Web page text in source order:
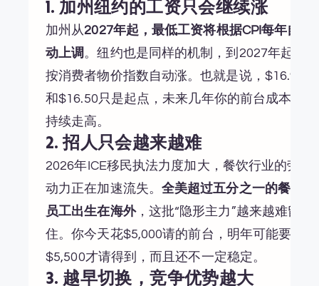
1. 加州纽约的工资只会继续涨
加州从2027年起，最低工资将根据CPI每年自
动上调。纽约也是同样的机制，到2027年起
按消费者物价指数自动涨。也就是说，$16.90
和$16.50只是起点，未来几年你的前台成本会
持续走高。
2. 招人只会越来越难
2026年ICE移民执法力度加大，餐饮行业的劳
动力正在加速流失。 全美超过五分之一的餐馆
员工出生在海外，这批“隐形主力”越来越难留
住。你今天花$5,000请的前台，明年可能要
$5,500才请得到，而且还不一定稳定。
3. 越早切换，竞争优势越大